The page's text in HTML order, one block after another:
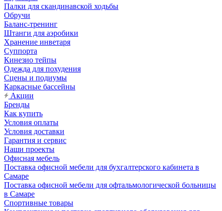
Палки для скандинавской ходьбы
Обручи
Баланс-тренинг
Штанги для аэробики
Хранение инветаря
Суппорта
Кинезио тейпы
Одежда для похудения
Сцены и подиумы
Каркасные бассейны
Акции
Бренды
Как купить
Условия оплаты
Условия доставки
Гарантия и сервис
Наши проекты
Офисная мебель
Поставка офисной мебели для бухгалтерского кабинета в
Самаре
Поставка офисной мебели для офтальмологической больницы
в Самаре
Спортивные товары